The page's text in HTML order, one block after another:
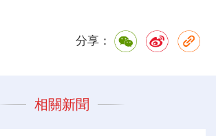
分享：
相關新聞